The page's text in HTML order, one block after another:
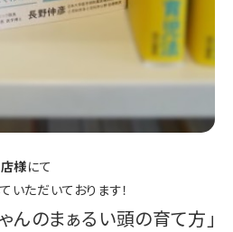
様にて
ただいております！
んのまぁるい頭の育て方」